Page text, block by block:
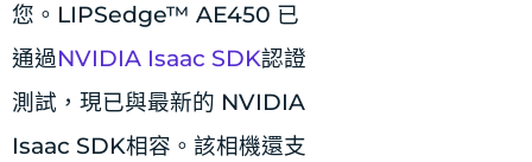
您。LIPSedge™ AE450 已
通過NVIDIA Isaac SDK認證
測試，現已與最新的 NVIDIA
Isaac SDK相容。該相機還支